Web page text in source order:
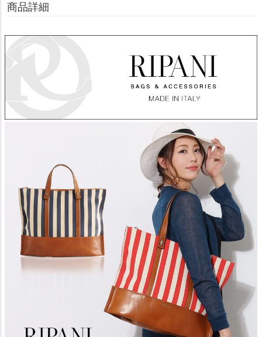
商品詳細